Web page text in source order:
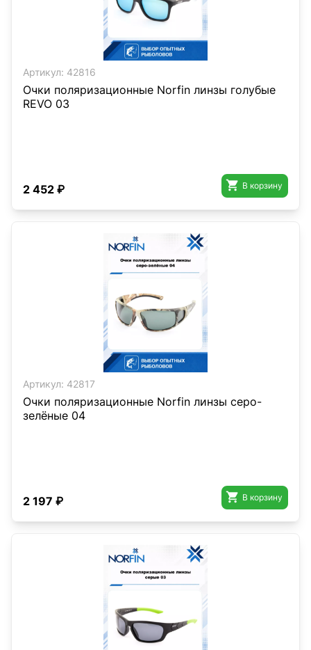
Артикул: 42816
Очки поляризационные Norfin линзы голубые
REVO 03
2 452 ₽  В корзину
Артикул: 42817
Очки поляризационные Norfin линзы серо-
зелёные 04
2 197 ₽  В корзину